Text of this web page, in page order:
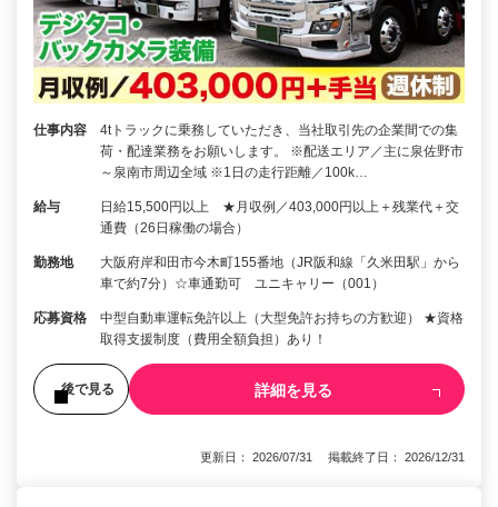
仕事内容
4tトラックに乗務していただき、当社取引先の企業間での集
荷・配達業務をお願いします。 ※配送エリア／主に泉佐野市
～泉南市周辺全域 ※1日の走行距離／100k…
給与
日給15,500円以上 ★月収例／403,000円以上＋残業代＋交
通費（26日稼働の場合）
勤務地
大阪府岸和田市今木町155番地（JR阪和線「久米田駅」から
車で約7分）☆車通勤可 ユニキャリー（001）
応募資格
中型自動車運転免許以上（大型免許お持ちの方歓迎） ★資格
取得支援制度（費用全額負担）あり！
後で見る 詳細を見る
更新日： 2026/07/31 掲載終了日： 2026/12/31